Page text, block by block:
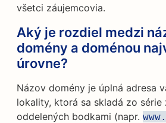
všetci záujemcovia.
Aký je rozdiel medzi
domény a doménou
úrovne?
Názov domény je úplná adresa
lokality, ktorá sa skladá zo série
oddelených bodkami (napr.